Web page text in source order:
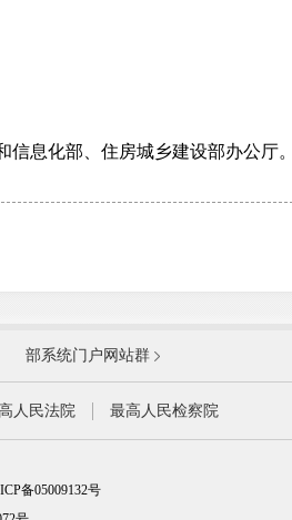
息化部、住房城乡建设部办公厅。
国防部
公安部
财政部
水利部
部系统门户网站群
人民法院 最高人民检察院
备05009132号